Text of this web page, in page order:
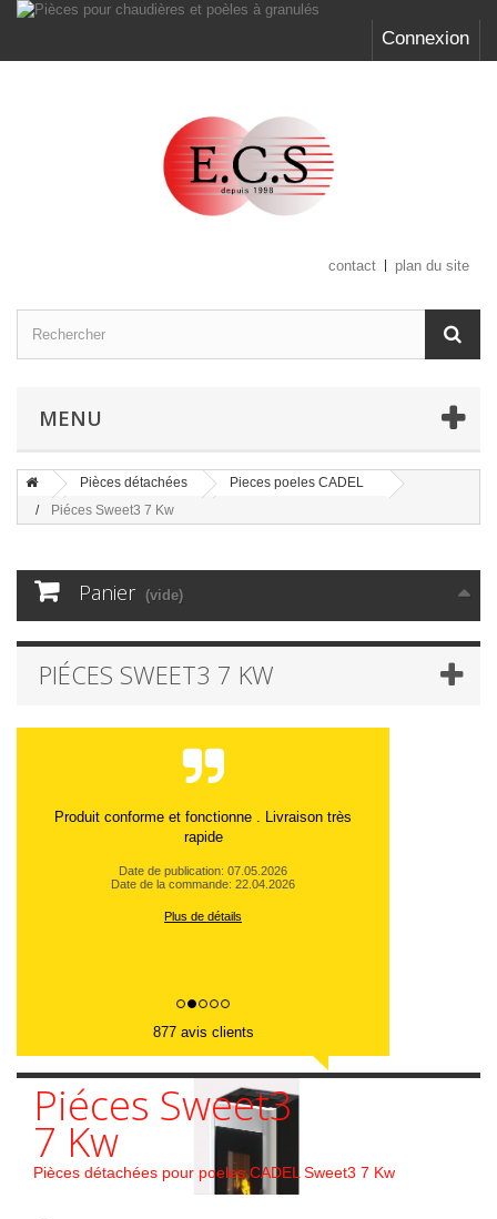
Connexion
contact plan du site
MENU
Pièces détachées
Pieces poeles CADEL
Piéces Sweet3 7 Kw
Panier (vide)
PIÉCES SWEET3 7 KW
Produit conforme et fonctionne . Livraison très
rapide
Date de publication: 07.05.2026
Date de la commande: 22.04.2026
Plus de détails
877 avis clients
Piéces Sweet3
7 Kw
Pièces détachées pour poeles CADEL Sweet3 7 Kw